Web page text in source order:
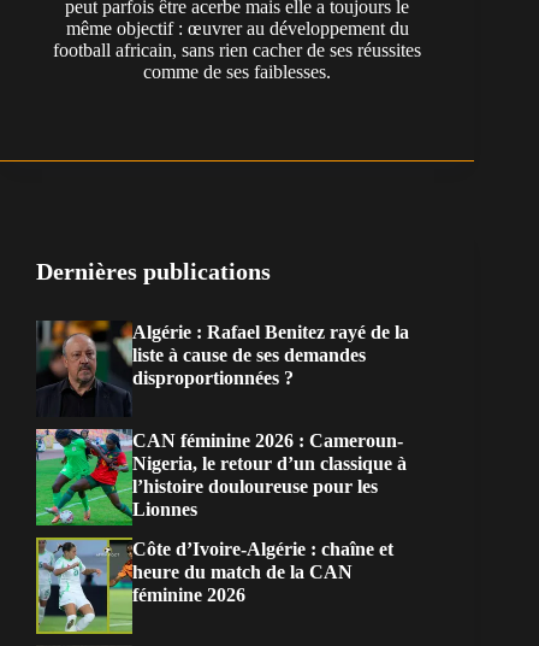
peut parfois être acerbe mais elle a toujours le
même objectif : œuvrer au développement du
football africain, sans rien cacher de ses réussites
comme de ses faiblesses.
Dernières publications
Algérie : Rafael Benitez rayé de la
liste à cause de ses demandes
disproportionnées ?
CAN féminine 2026 : Cameroun-
Nigeria, le retour d’un classique à
l’histoire douloureuse pour les
Lionnes
Côte d’Ivoire-Algérie : chaîne et
heure du match de la CAN
féminine 2026